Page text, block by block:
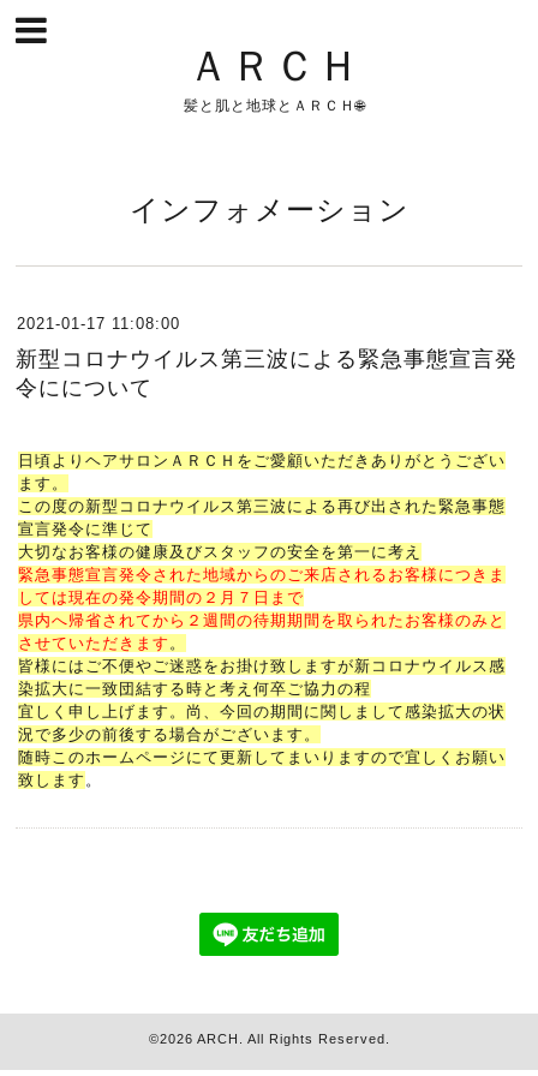
ＡＲＣＨ
髪と肌と地球とＡＲＣＨ🌐
インフォメーション
2021-01-17 11:08:00
新型コロナウイルス第三波による緊急事態宣言発
令にについて
日頃よりヘアサロンＡＲＣＨをご愛顧いただきありがとうござい
ます。
この度の新型コロナウイルス第三波による再び出された緊急事態
宣言発令に準じて
大切な お客様の健康及びスタッフの安全を第一に考え
緊急事態宣言発令された地域からのご来店されるお客様につきま
しては現在の発令期間の２月７日まで
県内へ帰省されてから２週間の待期期間を取られたお客様のみと
させていただきます 。
皆様にはご不便やご迷惑をお掛け致しますが新コロナウイルス感
染拡大に一致団結する時と考え何卒ご協力の程
宜しく申し上げます。尚、今回の期間に関しまして感染拡大の状
況で多少の前後する場合がございます。
随時このホームページにて更新してまいりますので宜しくお願い
致します 。
©2026 ARCH . All Rights Reserved.